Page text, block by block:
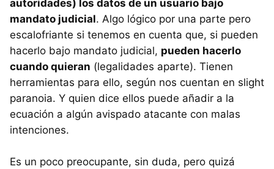
autoridades) los datos de un usuario bajo
mandato judicial. Algo lógico por una parte pero
escalofriante si tenemos en cuenta que, si pueden
hacerlo bajo mandato judicial, pueden hacerlo
cuando quieran (legalidades aparte). Tienen
herramientas para ello, según nos cuentan en slight
paranoia. Y quien dice ellos puede añadir a la
ecuación a algún avispado atacante con malas
intenciones.
Es un poco preocupante, sin duda, pero quizá